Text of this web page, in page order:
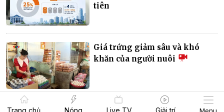
tiên
Giá trứng giảm sâu và khó
khăn của người nuôi
Trang chủ Nóng Live TV Giải trí Menu